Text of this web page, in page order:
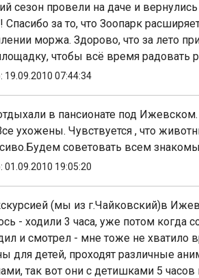
сезон провели на даче и
Спасибо за то, что Зоопарк
моржа. Здорово, что за лето
чтобы всё время радовать
19.09.2010 07:44:34
в пансионате под
ухожены. Чувствуется , что
советовать всем
19:05:20
(мы из г.Чайковский)в
- ходили 3 часа, уже потом когда
и смотрел - мне тоже не хватило
для детей, проходят различные
так вот они с детишками 5